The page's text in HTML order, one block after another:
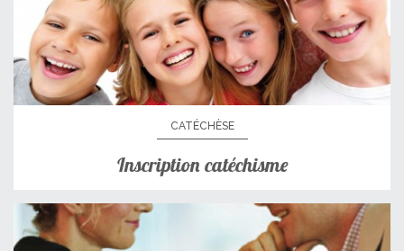
CATÉCHÈSE
Inscription catéchisme